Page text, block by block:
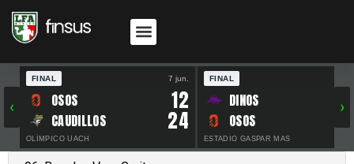
‹
FINAL 7 jun.
OSOS 12
CAUDILLOS 24
OLÍMPICO UACH
FINAL
DINOS
OSOS
ESTADIO GASPAR MAS
›